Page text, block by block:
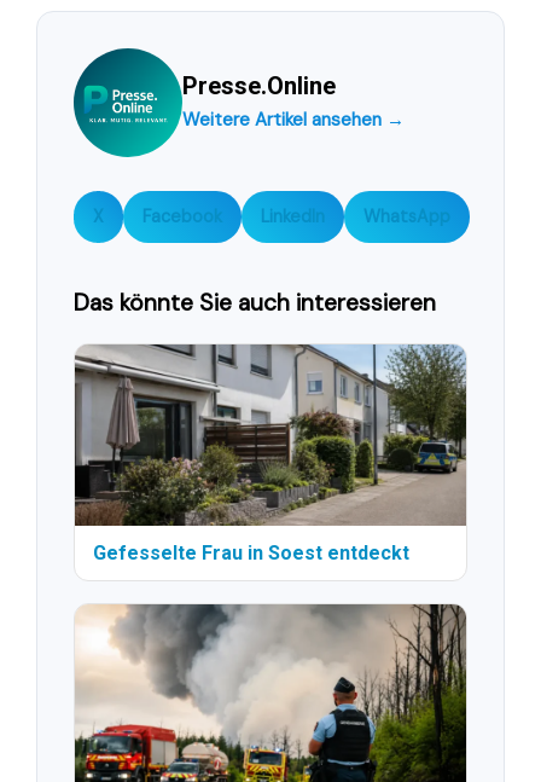
Presse.Online
Weitere Artikel ansehen →
X Facebook LinkedIn WhatsApp
Das könnte Sie auch interessieren
Gefesselte Frau in Soest entdeckt